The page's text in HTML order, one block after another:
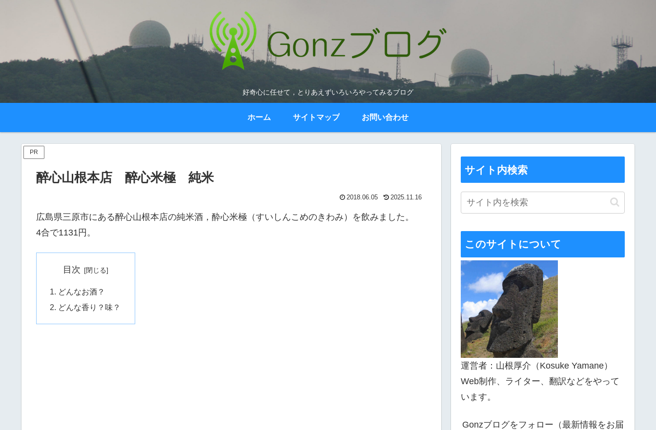
好奇心に任せて，とりあえずいろいろやってみるブログ
ホーム サイトマップ お問い合わせ
PR
醉心山根本店 醉心米極 純米
2018.06.05 2025.11.16
広島県三原市にある醉心山根本店の純米酒，酔心米極（すいしんこめのきわみ）を飲みました。
4合で1131円。
目次
どんなお酒？
どんな香り？味？
サイト内検索
このサイトについて
運営者：山根厚介（Kosuke Yamane）
Web制作、ライター、翻訳などをやって
います。
Gonzブログをフォロー（最新情報をお届